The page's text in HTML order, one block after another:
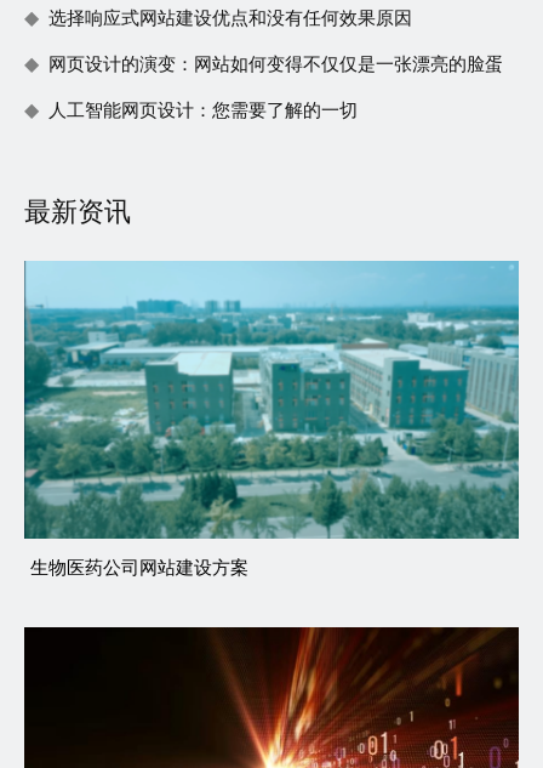
选择响应式网站建设优点和没有任何效果原因
网页设计的演变：网站如何变得不仅仅是一张漂亮的脸蛋
人工智能网页设计：您需要了解的一切
最新资讯
生物医药公司网站建设方案